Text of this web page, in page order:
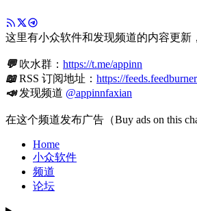
这里有小众软件和发现频道的内容更新
💬吹水群： https://t.me/appinn
📖RSS 订阅地址： https://
📣发现频道 @appinnfaxian
在这个频道发布广告（Buy ads on this
Home
小众软件
频道
论坛